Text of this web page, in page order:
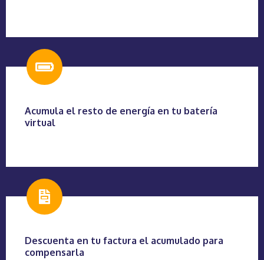
Acumula el resto de energía en tu batería
virtual
Descuenta en tu factura el acumulado para
compensarla